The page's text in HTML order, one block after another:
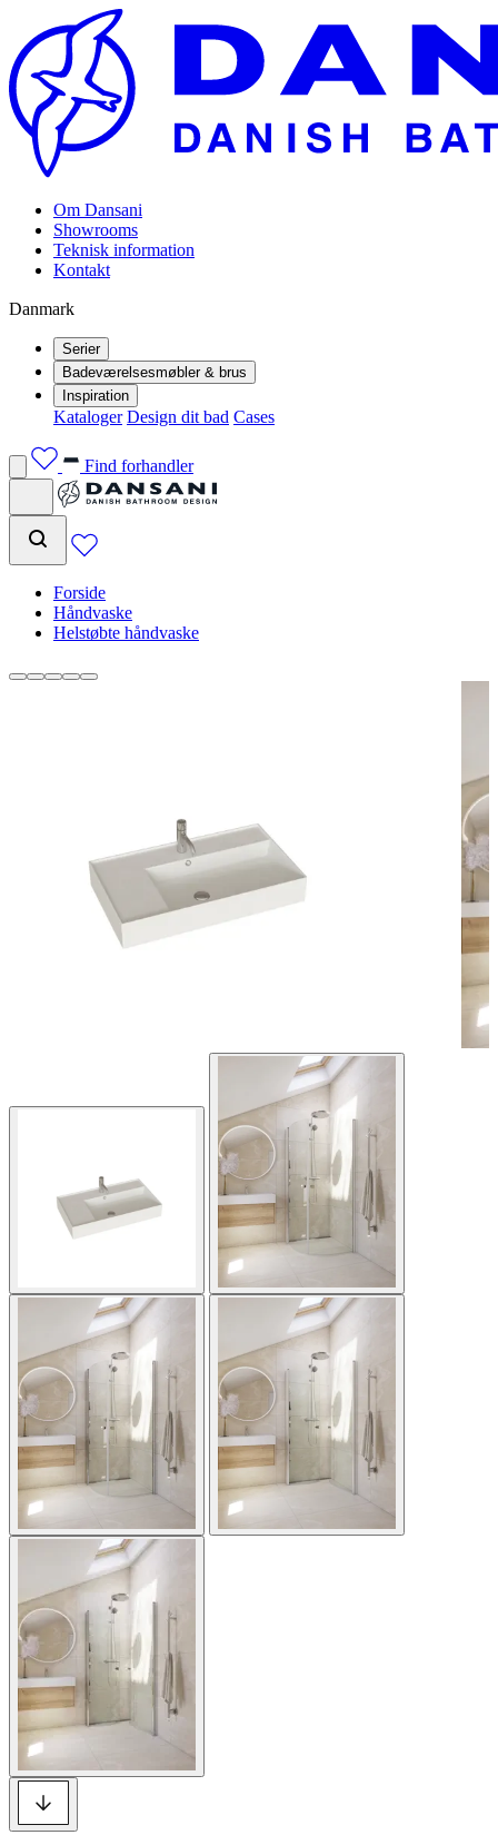
Om Dansani
Showrooms
Teknisk information
Kontakt
Danmark
Serier
Badeværelsesmøbler & brus
Inspiration
Kataloger Design dit bad Cases
Find forhandler
Forside
Håndvaske
Helstøbte håndvaske